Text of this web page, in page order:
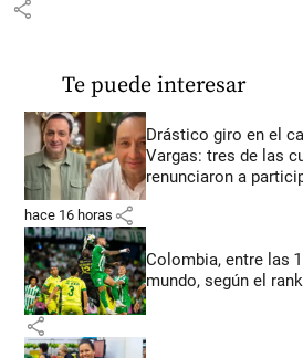
share
Te puede interesar
Drástico giro en el
Vargas: tres de las
renunciaron a
hace 16 horas share
Colombia, entre las
mundo, según el
share